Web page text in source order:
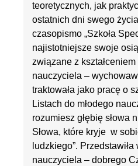
teoretycznych, jak
ostatnich dni swego
czasopismo „Szkoła
najistotniejsze swoje
związane z
nauczyciela –
traktowała jako pracę o
Listach do młodego
rozumiesz głębię słowa
Słowa, które kryje w
ludzkiego”.
nauczyciela – dobrego